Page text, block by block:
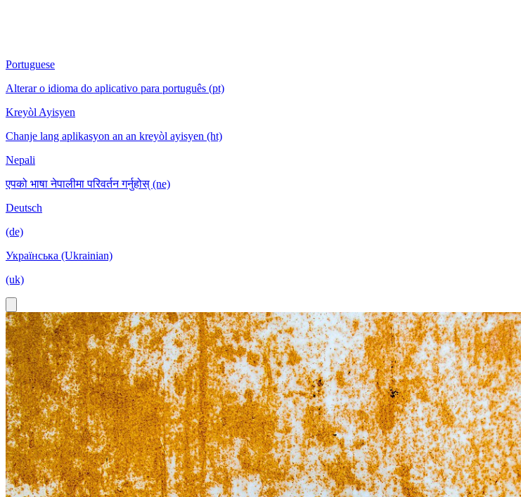
Portuguese
Alterar o idioma do aplicativo para português (pt)
Kreyòl Ayisyen
Chanje lang aplikasyon an an kreyòl ayisyen (ht)
Nepali
एपको भाषा नेपालीमा परिवर्तन गर्नुहोस् (ne)
Deutsch
(de)
Українська (Ukrainian)
(uk)